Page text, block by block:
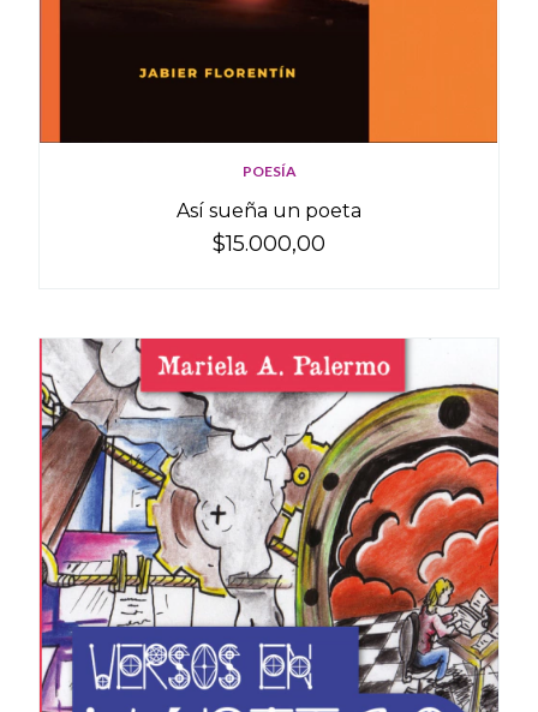
POESÍA
Así sueña un poeta
$15.000,00